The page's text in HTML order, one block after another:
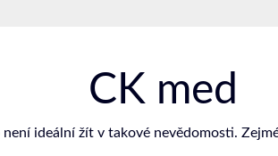
CK med
ideální žít v takové nevědomosti.